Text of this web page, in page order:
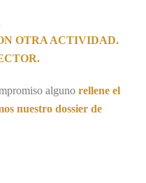
OTRA ACTIVIDAD.
alguno rellene el
nuestro dossier de